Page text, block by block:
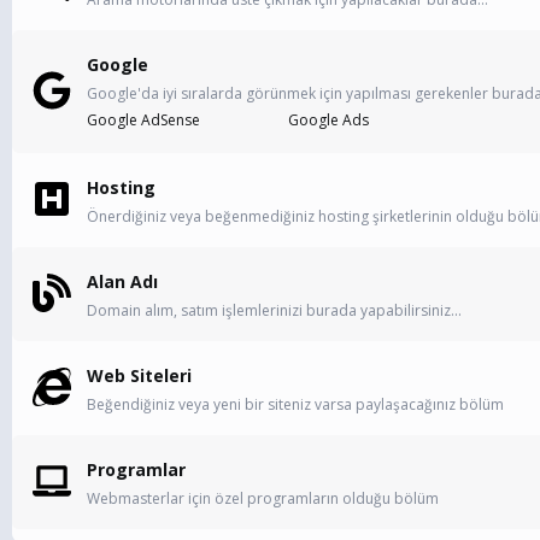
Google
Google'da iyi sıralarda görünmek için yapılması gerekenler
Google AdSense
Google Ads
Hosting
Önerdiğiniz veya beğenmediğiniz hosting şirketlerinin olduğu
Alan Adı
Domain alım, satım işlemlerinizi burada yapabilirsiniz...
Web Siteleri
Beğendiğiniz veya yeni bir siteniz varsa paylaşacağınız bölüm
Programlar
Webmasterlar için özel programların olduğu bölüm